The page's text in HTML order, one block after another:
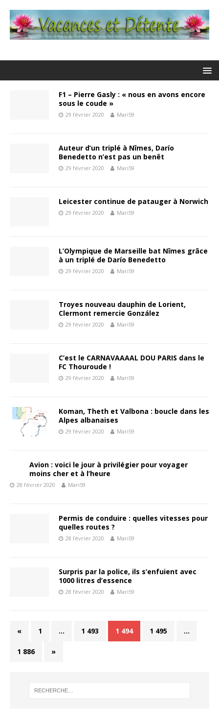
F1 – Pierre Gasly : « nous en avons encore
sous le coude »
29 février 2020 Mari59
Auteur d’un triplé à Nîmes, Darío
Benedetto n’est pas un benêt
29 février 2020 Mari59
Leicester continue de patauger à Norwich
29 février 2020 Mari59
L’Olympique de Marseille bat Nîmes grâce
à un triplé de Darío Benedetto
29 février 2020 Mari59
Troyes nouveau dauphin de Lorient,
Clermont remercie González
29 février 2020 Mari59
C’est le CARNAVAAAAL DOU PARIS dans le
FC Thouroude !
29 février 2020 Mari59
Koman, Theth et Valbona : boucle dans les
Alpes albanaises
29 février 2020 Mari59
Avion : voici le jour à privilégier pour voyager
moins cher et à l’heure
28 février 2020 Mari59
Permis de conduire : quelles vitesses pour
quelles routes ?
28 février 2020 Mari59
Surpris par la police, ils s’enfuient avec
1000 litres d’essence
28 février 2020 Mari59
« 1 … 1 493 1 494 1 495 …
1 886 »